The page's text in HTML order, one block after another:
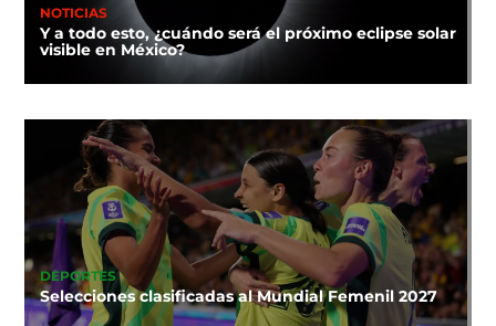
NOTICIAS
Y a todo esto, ¿cuándo será el próximo eclipse solar
visible en México?
DEPORTES
Selecciones clasificadas al Mundial Femenil 2027